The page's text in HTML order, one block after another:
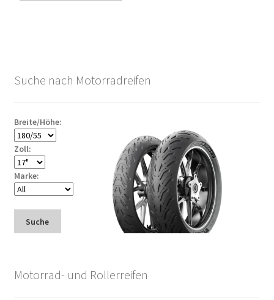
Suche nach Motorradreifen
Breite/Höhe:
Zoll:
Marke:
Suche
Motorrad- und Rollerreifen